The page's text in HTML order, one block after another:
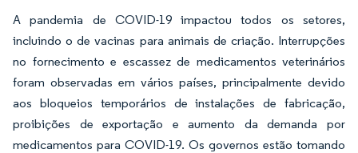
A pandemia de COVID-19 impactou todos os setores,
incluindo o de vacinas para animais de criação. Interrupções
no fornecimento e escassez de medicamentos veterinários
foram observadas em vários países, principalmente devido
aos bloqueios temporários de instalações de fabricação,
proibições de exportação e aumento da demanda por
medicamentos para COVID-19. Os governos estão tomando